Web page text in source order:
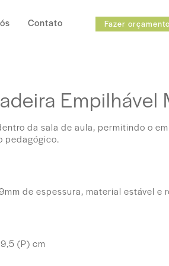
Contato Fazer orçamento
Empilhável
da sala de aula, permitindo o
pedagógico.
de espessura, material estável e
(P) cm